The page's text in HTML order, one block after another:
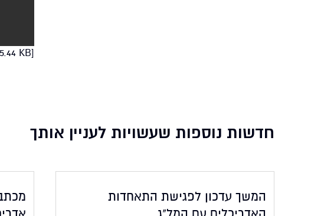
KB]
חדשות נוספות שעשויות לעניין אותך
המשך עדכון לפגישת התאחדות